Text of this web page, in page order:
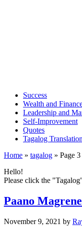
Success
Wealth and
Leadership and
Self-Improvement
Quotes
Tagalog
Home » tagalog » Page 3
Hello!
Please click the
Paano
November 9, 2021 by